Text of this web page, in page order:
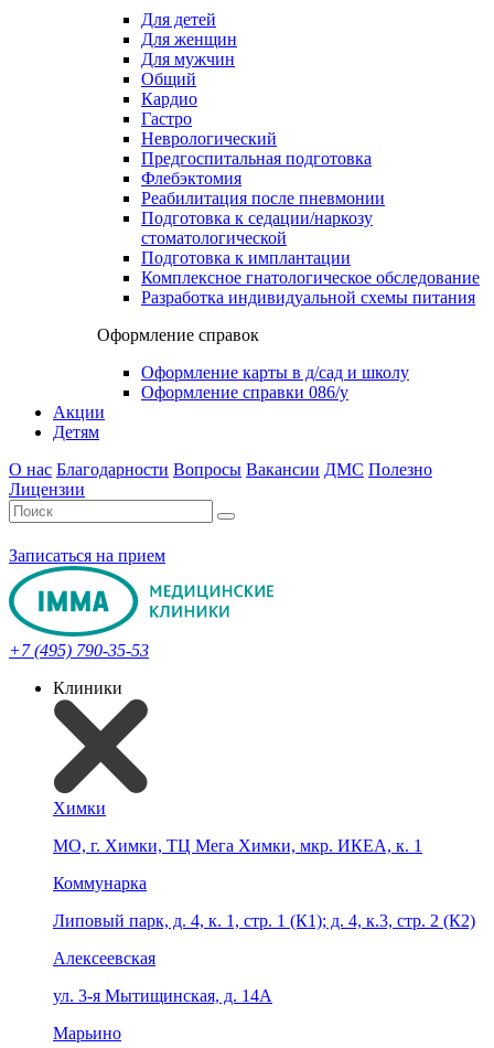
Для детей
Для женщин
Для мужчин
Общий
Кардио
Гастро
Неврологический
Предгоспитальная подготовка
Флебэктомия
Реабилитация после пневмонии
Подготовка к седации/наркозу
стоматологической
Подготовка к имплантации
Комплексное гнатологическое обследование
Разработка индивидуальной схемы питания
Оформление справок
Оформление карты в д/сад и школу
Оформление справки 086/у
Акции
Детям
О нас Благодарности Вопросы Вакансии ДМС Полезно
Лицензии
Записаться на прием
+7 (495) 790-35-53
Клиники
Химки
МО, г. Химки, ТЦ Мега Химки, мкр. ИКЕА, к. 1
Коммунарка
Липовый парк, д. 4, к. 1, стр. 1 (К1); д. 4, к.3, стр. 2 (К2)
Алексеевская
ул. 3-я Мытищинская, д. 14А
Марьино